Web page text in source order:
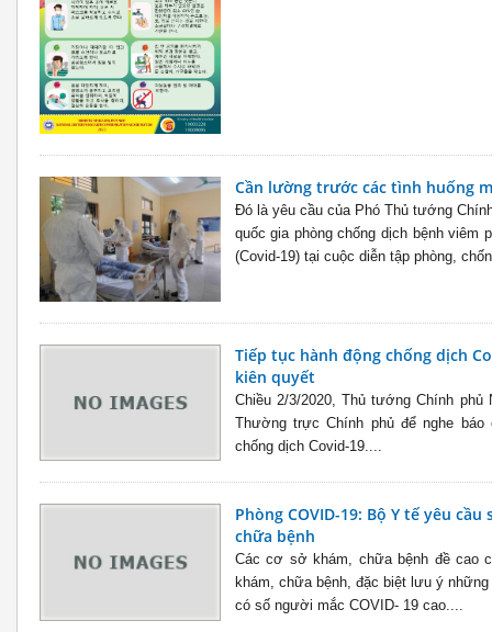
Cần lường trước các tình huống
Đó là yêu cầu của Phó Thủ tướng
quốc gia phòng chống dịch bệnh viêm
(Covid-19) tại cuộc diễn tập phòng,
Tiếp tục hành động chống dịch
kiên quyết
Chiều 2/3/2020, Thủ tướng Chính
Thường trực Chính phủ để nghe
chống dịch Covid-19....
Phòng COVID-19: Bộ Y tế yêu
chữa bệnh
Các cơ sở khám, chữa bệnh đề cao
khám, chữa bệnh, đặc biệt lưu ý
có số người mắc COVID- 19 cao....